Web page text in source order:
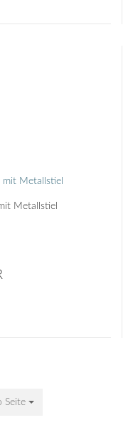
Metallstiel
Seite